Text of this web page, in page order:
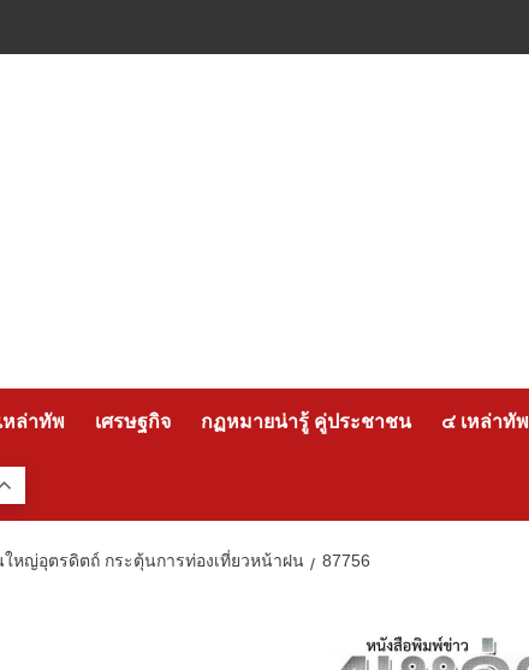
หล่าทัพ เศรษฐกิจ กฏหมายน่ารู้ คู่ประชาชน ๔ เหล่าทัพ
หญ่อุตรดิตถ์ กระตุ้นการท่องเที่ยวหน้าฝน 87756